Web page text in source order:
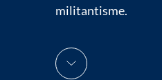
militantisme.